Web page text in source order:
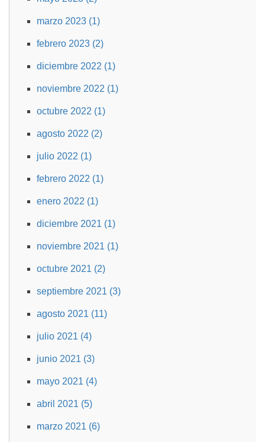
marzo 2023 (1)
febrero 2023 (2)
diciembre 2022 (1)
noviembre 2022 (1)
octubre 2022 (1)
agosto 2022 (2)
julio 2022 (1)
febrero 2022 (1)
enero 2022 (1)
diciembre 2021 (1)
noviembre 2021 (1)
octubre 2021 (2)
septiembre 2021 (3)
agosto 2021 (11)
julio 2021 (4)
junio 2021 (3)
mayo 2021 (4)
abril 2021 (5)
marzo 2021 (6)